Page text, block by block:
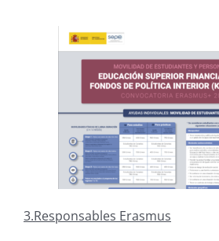
3.Responsables Erasmus